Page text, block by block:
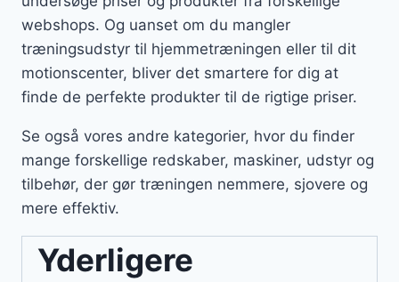
webshops. Og uanset om du mangler
træningsudstyr til hjemmetræningen eller til dit
motionscenter, bliver det smartere for dig at
finde de perfekte produkter til de rigtige priser.
Se også vores andre kategorier, hvor du finder
mange forskellige redskaber, maskiner, udstyr og
tilbehør, der gør træningen nemmere, sjovere og
mere effektiv.
Yderligere